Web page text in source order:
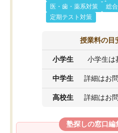
医・歯・薬系対策
総
定期テスト対策
授業料の目
小学生 小学生は
中学生 詳細はお
高校生 詳細はお
塾探しの窓口編